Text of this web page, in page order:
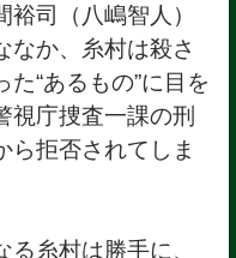
司（八嶋智人）
なか、糸村は殺さ
“あるもの”に目を
視庁捜査一課の刑
ら拒否されてしま
糸村は勝手に、